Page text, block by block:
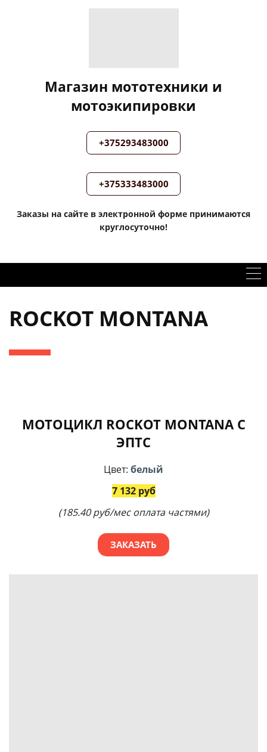
Магазин мототехники и
мотоэкипировки
+375293483000
+375333483000
Заказы на сайте в электронной форме принимаются
круглосуточно!
ROCKOT MONTANA
МОТОЦИКЛ ROCKOT MONTANA С
ЭПТС
Цвет: белый
7 132 руб
(185.40 руб/мес оплата частями)
ЗАКАЗАТЬ